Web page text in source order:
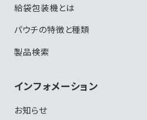
給袋包装機とは
パウチの特徴と種類
製品検索
インフォメーション
お知らせ